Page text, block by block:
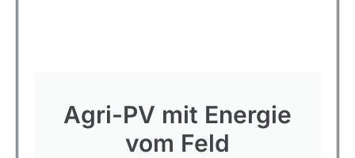
Agri-PV mit Energie
vom Feld